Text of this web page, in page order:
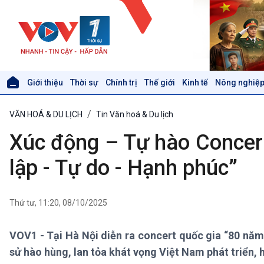
Giới thiệu Thời sự Chính trị Thế giới Kinh tế Nông
Thời sự 6h
Thời sự 12h
Thời sự 18h
Thời sự 21h30
Bản tin
Xã hội
Tin Đời sống & Xã hội
Khoa học & Công nghệ
Tin Khoa học & Công nghệ
VĂN HOÁ & DU LỊCH Tin Văn hoá & Du lịch
Xúc động – Tự hào
lập - Tự do - Hạnh phúc”
Thứ tư, 11:20, 08/10/2025
VOV1 - Tại Hà Nội diễn ra concert quốc gia “80
sử hào hùng, lan tỏa khát vọng Việt Nam phát triển,